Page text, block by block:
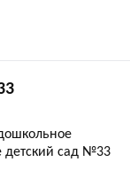
детский сад №33